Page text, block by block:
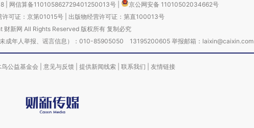
网信算备110105862729401250013号
京公网安备 11010502034662号
许可证：京第01015号| 出版物经营许可证：第直100013号
财新网 All Rights Reserved 版权所有 复制必究
成年人举报、谣言信息）：010-85905050 13195200605 举报邮箱：laixin@caixin.com
鸟公益基金会 意见与反馈 提供新闻线索 联系我们 友情链接